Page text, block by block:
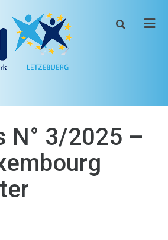
N° 3/2025 –